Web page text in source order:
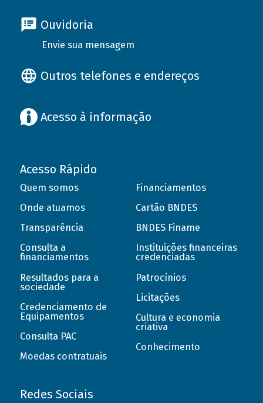
Ouvidoria
Envie sua mensagem
Outros telefones e endereços
Acesso à informação
Acesso Rápido
Quem somos
Onde atuamos
Transparência
Consulta a
financiamentos
Resultados para a
sociedade
Credenciamento de
Equipamentos
Consulta PAC
Moedas contratuais
Financiamentos
Cartão BNDES
BNDES Finame
Instituições financeiras
credenciadas
Patrocínios
Licitações
Cultura e economia
criativa
Conhecimento
Redes Sociais